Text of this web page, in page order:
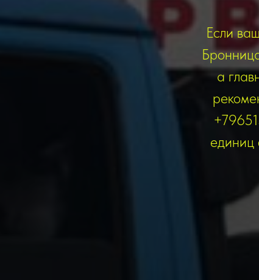
Если
а
единиц